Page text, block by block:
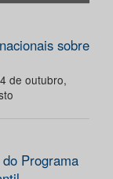
sobre
de outubro,
Programa